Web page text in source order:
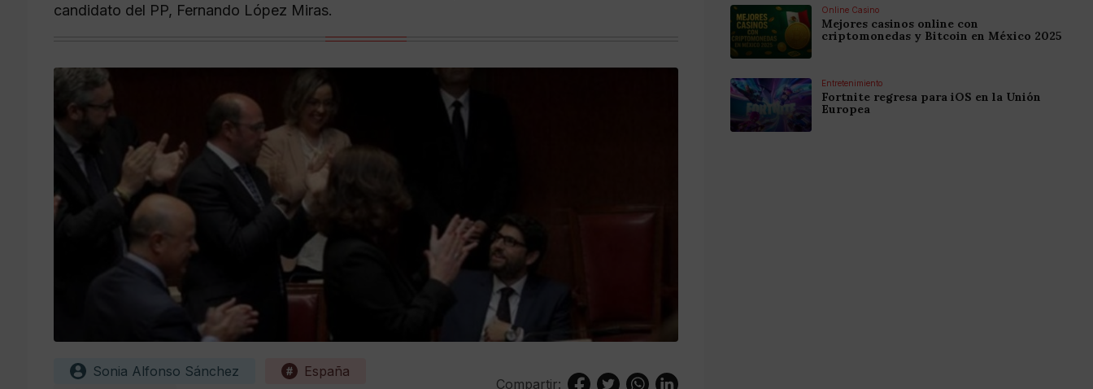
candidato del PP, Fernando López Miras.
Sonia Alfonso Sánchez
España
Compartir:
Online Casino
Mejores casinos online con
criptomonedas y Bitcoin en México 2025
Entretenimiento
Fortnite regresa para iOS en la Unión
Europea